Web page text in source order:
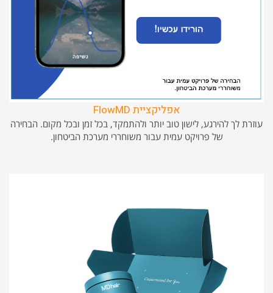
אפליקציית FlowMD
עוזרת לך להירגע, לישון טוב יותר ולהתמקד, בכל זמן ובכל מקום. הבחירה
של פרויקט עמית עבור משוחררי מערכת הביטחון.